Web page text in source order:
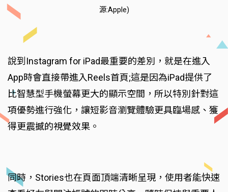
源:Apple)
說到Instagram for iPad最重要的差別，就是在進入
App時會直接帶進入Reels首頁;這是因為iPad提供了
比智慧型手機螢幕更大的顯示空間，所以特別針對這
項優勢進行強化，讓短影音瀏覽體驗更具臨場感、獲
得更震撼的視覺效果。
同時，Stories也在頁面頂端清晰呈現，使用者能快速